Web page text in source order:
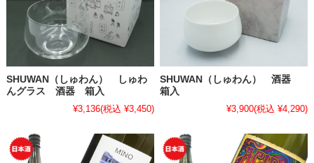
SHUWAN（しゅわん） しゅわ
んグラス 酒器 箱入
¥3,136(税込 ¥3,450)
SHUWAN（しゅわん） 酒器
箱入
¥3,900(税込 ¥4,290)